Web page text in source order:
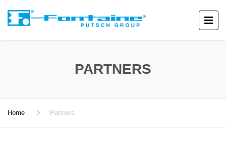
PARTNERS
Home Partners